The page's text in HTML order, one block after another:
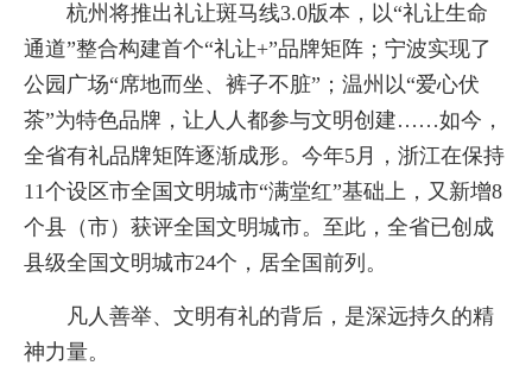
杭州将推出礼让斑马线3.0版本，以“礼让生命
通道”整合构建首个“礼让+”品牌矩阵；宁波实现了
公园广场“席地而坐、裤子不脏”；温州以“爱心伏
茶”为特色品牌，让人人都参与文明创建……如今，
全省有礼品牌矩阵逐渐成形。今年5月，浙江在保持
11个设区市全国文明城市“满堂红”基础上，又新增8
个县（市）获评全国文明城市。至此，全省已创成
县级全国文明城市24个，居全国前列。
凡人善举、文明有礼的背后，是深远持久的精
神力量。